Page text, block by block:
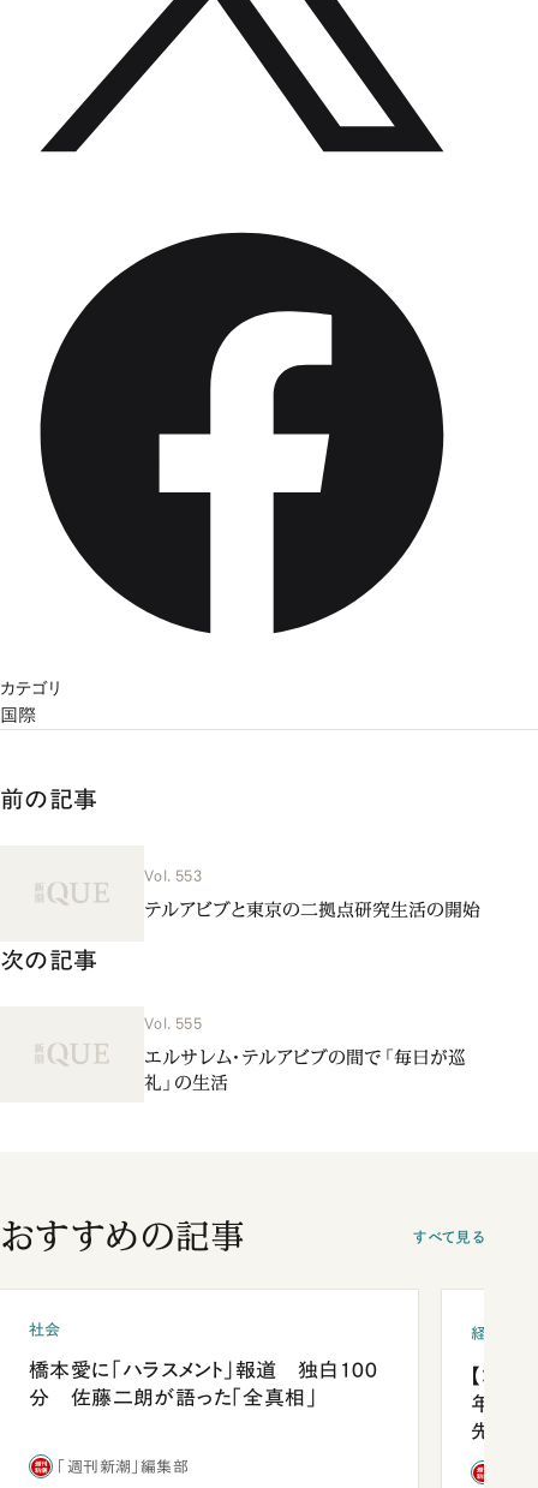
カテゴリ
国際
前の記事
Vol. 553
テルアビブと東京の二拠点研究生活の開始
次の記事
Vol. 555
エルサレム・テルアビブの間で「毎日が巡
礼」の生活
おすすめの記事 すべて見る
社会
橋本愛に「ハラスメント」報道 独白100
分 佐藤二朗が語った「全真相」
「週刊新潮」編集部
経済・ビ
【コン
年会は
先1位